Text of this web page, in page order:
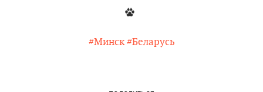
#Минск #Беларусь